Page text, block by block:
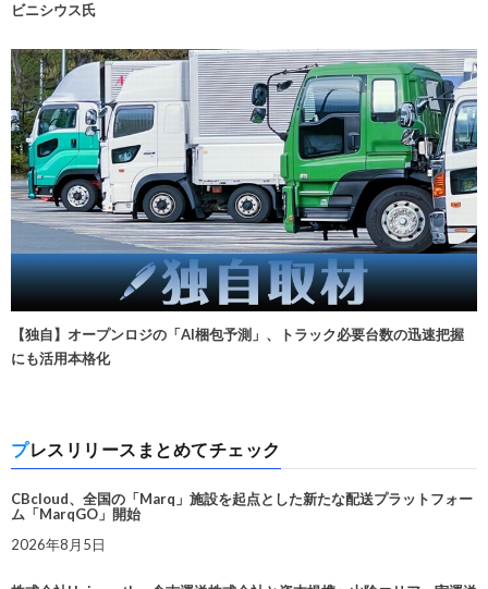
ビニシウス氏
【独自】オープンロジの「AI梱包予測」、トラック必要台数の迅速把握
にも活用本格化
プレスリリースまとめてチェック
CBcloud、全国の「Marq」施設を起点とした新たな配送プラットフォー
ム「MarqGO」開始
2026年8月5日